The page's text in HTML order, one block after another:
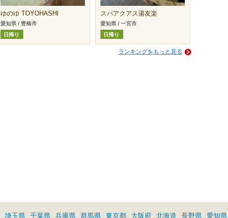
ゆのゆ TOYOHASHI
愛知県 / 豊橋市
日帰り
スパアクアス湯友楽
愛知県 / 一宮市
日帰り
ランキングをもっと見る
埼玉県 千葉県 兵庫県 群馬県 東京都 大阪府 北海道 長野県 愛知県